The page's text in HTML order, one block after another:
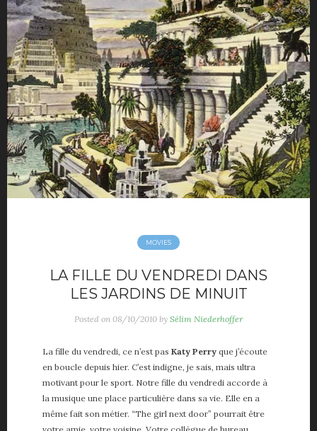
MOVIES
LA FILLE DU VENDREDI DANS
LES JARDINS DE MINUIT
Posted on 08/10/2010 by Sélim Niederhoffer
La fille du vendredi, ce n’est pas Katy Perry que j’écoute
en boucle depuis hier. C’est indigne, je sais, mais ultra
motivant pour le sport. Notre fille du vendredi accorde à
la musique une place particulière dans sa vie. Elle en a
même fait son métier. “The girl next door” pourrait être